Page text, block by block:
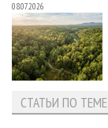
08.07.2026
СТАТЬИ ПО ТЕМЕ